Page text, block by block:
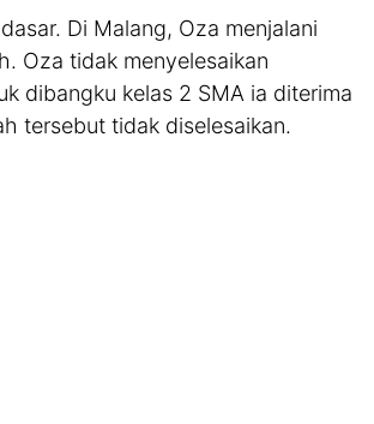
Di Malang, Oza menjalani
Oza tidak menyelesaikan
dibangku kelas 2 SMA ia diterima
tersebut tidak diselesaikan.